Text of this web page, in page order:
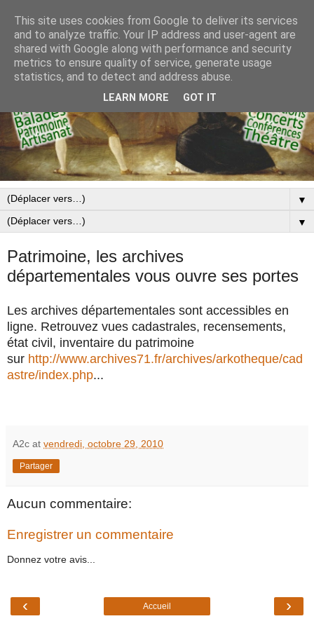
▼
▼
Patrimoine, les archives
départementales vous ouvre ses portes
Les archives départementales sont accessibles en
ligne. Retrouvez vues cadastrales, recensements,
état civil, inventaire du patrimoine
sur http://www.archives71.fr/archives/arkotheque/cad
astre/index.php...
A2c at vendredi, octobre 29, 2010
Partager
Aucun commentaire:
Enregistrer un commentaire
Donnez votre avis...
‹ ›
Accueil
This site uses cookies from Google to deliver its services
and to analyze traffic. Your IP address and user-agent are
shared with Google along with performance and security
metrics to ensure quality of service, generate usage
statistics, and to detect and address abuse.
LEARN MORE GOT IT